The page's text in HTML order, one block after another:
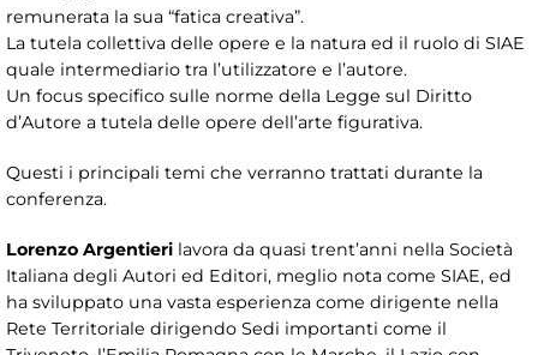
remunerata la sua “fatica creativa”.
La tutela collettiva delle opere e la natura ed il ruolo di SIAE
quale intermediario tra l’utilizzatore e l’autore.
Un focus specifico sulle norme della Legge sul Diritto
d’Autore a tutela delle opere dell’arte figurativa.
Questi i principali temi che verranno trattati durante la
conferenza.
Lorenzo Argentieri lavora da quasi trent’anni nella Società
Italiana degli Autori ed Editori, meglio nota come SIAE, ed
ha sviluppato una vasta esperienza come dirigente nella
Rete Territoriale dirigendo Sedi importanti come il